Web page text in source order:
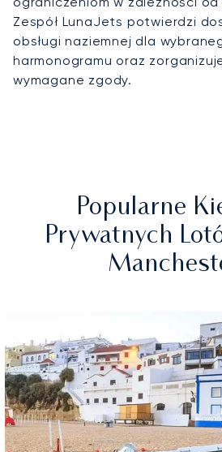
Zespół LunaJets potwierdzi
obsługi naziemnej dla
harmonogramu oraz
wymagane zgody.
Popularne
Prywatnych